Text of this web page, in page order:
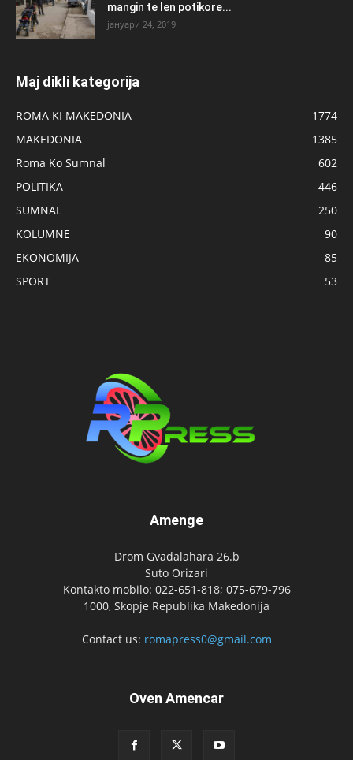
mangin te len potikore...
јануари 24, 2019
Maj dikli kategorija
ROMA KI MAKEDONIA
1774
MAKEDONIA
1385
Roma Ko Sumnal
602
POLITIKA
446
SUMNAL
250
KOLUMNE
90
EKONOMIJA
85
SPORT
53
Amenge
Drom Gvadalahara 26.b
Suto Orizari
Kontakto mobilo: 022-651-818; 075-679-796
1000, Skopje Republika Makedonija
Contact us: romapress0@gmail.com
Oven Amencar